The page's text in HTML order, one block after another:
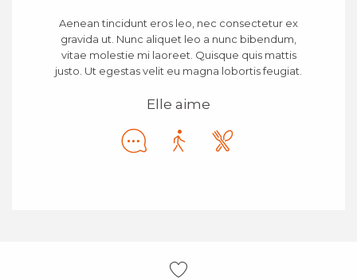
Aenean tincidunt eros leo, nec consectetur ex
gravida ut. Nunc aliquet leo a nunc bibendum,
vitae molestie mi laoreet. Quisque quis mattis
justo. Ut egestas velit eu magna lobortis feugiat.
Elle aime